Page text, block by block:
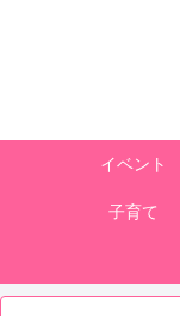
イベント
子育て